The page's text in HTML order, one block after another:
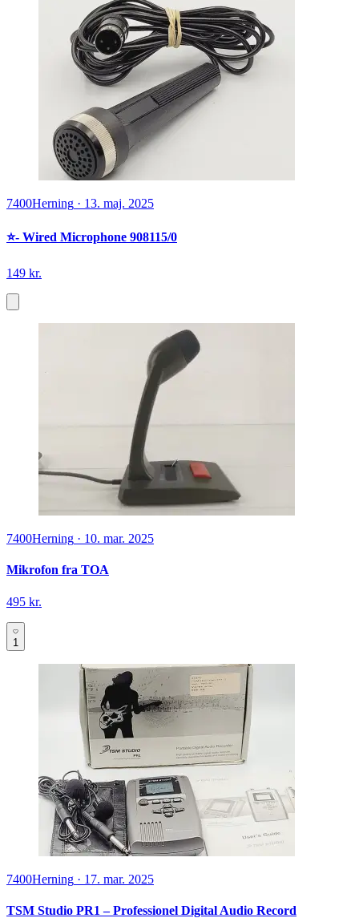
7400Herning · 13. maj. 2025
⭐️- Wired Microphone 908115/0
149 kr.
7400Herning · 10. mar. 2025
Mikrofon fra TOA
495 kr.
1
7400Herning · 17. mar. 2025
TSM Studio PR1 – Professionel Digital Audio Record